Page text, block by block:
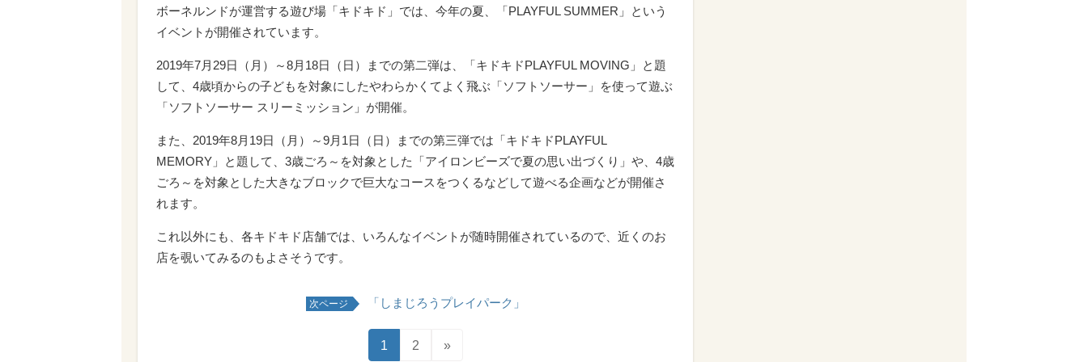
ボーネルンドが運営する遊び場「キドキド」では、今年の夏、「PLAYFUL SUMMER」という
イベントが開催されています。
2019年7月29日（月）～8月18日（日）までの第二弾は、「キドキドPLAYFUL MOVING」と題
して、4歳頃からの子どもを対象にしたやわらかくてよく飛ぶ「ソフトソーサー」を使って遊ぶ
「ソフトソーサー スリーミッション」が開催。
また、2019年8月19日（月）～9月1日（日）までの第三弾では「キドキドPLAYFUL
MEMORY」と題して、3歳ごろ～を対象とした「アイロンビーズで夏の思い出づくり」や、4歳
ごろ～を対象とした大きなブロックで巨大なコースをつくるなどして遊べる企画などが開催さ
れます。
これ以外にも、各キドキド店舗では、いろんなイベントが随時開催されているので、近くのお
店を覗いてみるのもよさそうです。
次ページ 「しまじろうプレイパーク」
1 2 »